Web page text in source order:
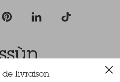
Sessùn 2022
de livraison